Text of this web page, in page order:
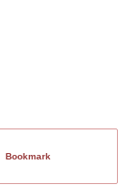
Bookmark